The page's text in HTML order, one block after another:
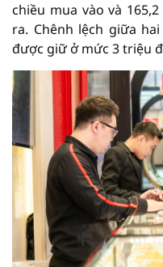
chiều mua vào và
ra. Chênh lệch giữa
được giữ ở mức 3 triệu